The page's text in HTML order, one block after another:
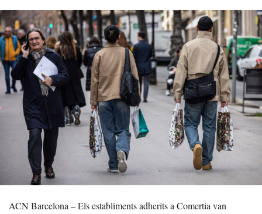
ACN Barcelona – Els establiments adherits a Comertia van